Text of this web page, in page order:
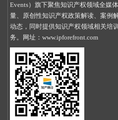
Events）旗下聚焦知识产权领域全媒
量、原创性知识产权政策解读、案例
动态，同时提供知识产权领域相关培
务。网址： www.ipforefront.com